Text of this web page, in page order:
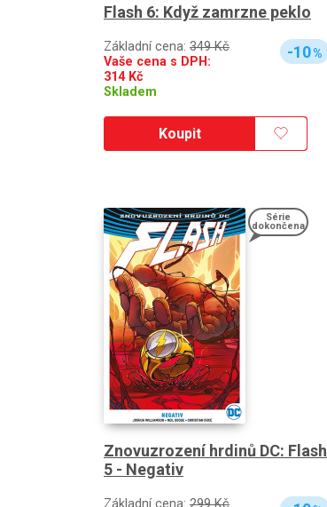
Flash 6: Když zamrzne peklo
Základní cena: 349 Kč
Vaše cena s DPH:
314Kč
Skladem
-10%
Koupit
Série
dokončena
Znovuzrození hrdinů DC: Flash
5 - Negativ
Základní cena: 299 Kč